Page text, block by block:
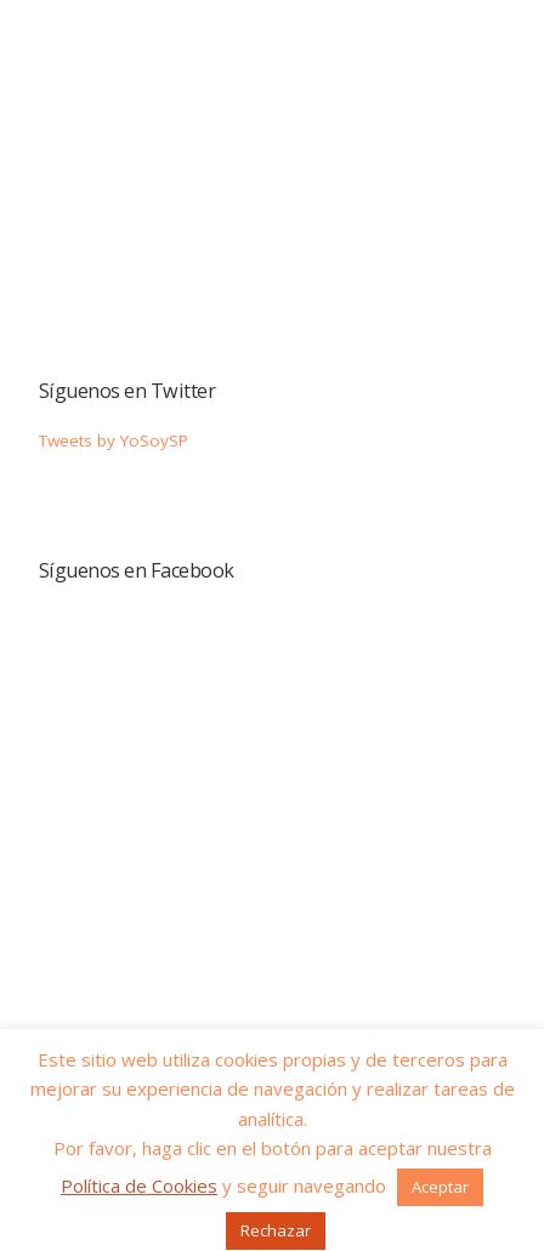
Síguenos en Twitter
Tweets by YoSoySP
Síguenos en Facebook
Yo soy servicios públicos– Todos los derechos reservados
Funciona conWP – Diseñado con elTema Customizr
Este sitio web utiliza cookies propias y de terceros para
mejorar su experiencia de navegación y realizar tareas de
analítica.
Por favor, haga clic en el botón para aceptar nuestra
Política de Cookies y seguir navegando
Aceptar
Rechazar